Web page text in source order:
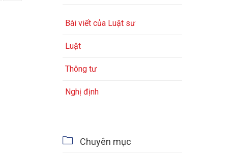
Bài viết của Luật sư
Luật
Thông tư
Nghị định
 Chuyên mục